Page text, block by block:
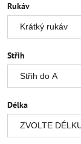
Rukáv
Střih
Délka